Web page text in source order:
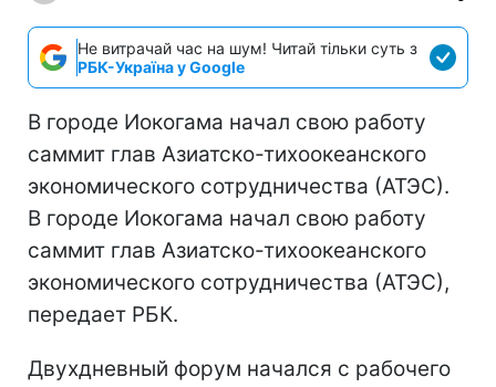
Не витрачай час на шум! Читай тільки суть з
РБК-Україна у Google
В городе Иокогама начал свою работу
саммит глав Азиатско-тихоокеанского
экономического сотрудничества (АТЭС).
В городе Иокогама начал свою работу
саммит глав Азиатско-тихоокеанского
экономического сотрудничества (АТЭС),
передает РБК.
Двухдневный форум начался с рабочего